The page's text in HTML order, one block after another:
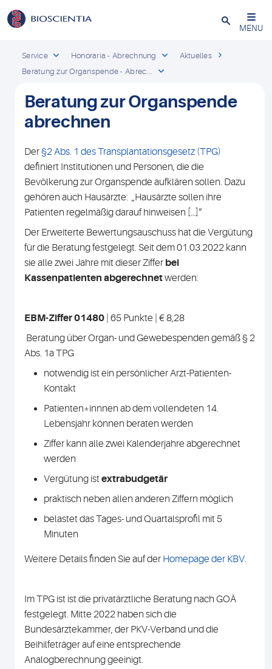
Schließen
MENU
Service Honoraria - Abrechnung
Aktuelles
Beratung zur Organspende - Abrec...
Beratung zur Organspende
abrechnen
Der§2 Abs. 1 des Transplantationsgesetz (TPG)
definiert Institutionen und Personen, die die
Bevölkerung zur Organspende aufklären sollen. Dazu
gehören auch Hausärzte: „Hausärzte sollen ihre
Patienten regelmäßig darauf hinweisen […]“
Der Erweiterte Bewertungsauschuss hat die Vergütung
für die Beratung festgelegt. Seit dem 01.03.2022 kann
sie alle zwei Jahre mit dieser Ziffer bei
Kassenpatienten abgerechnetwerden:
EBM-Ziffer 01480 | 65 Punkte | € 8,28
Beratung über Organ- und Gewebespenden gemäß § 2
Abs. 1a TPG
notwendig ist ein persönlicher Arzt-Patienten-
Kontakt
Patienten*innnen ab dem vollendeten 14.
Lebensjahr können beraten werden
Ziffer kann alle zwei Kalenderjahre abgerechnet
werden
Vergütung ist extrabudgetär
praktisch neben allen anderen Ziffern möglich
belastet das Tages- und Quartalsprofil mit 5
Minuten
Weitere Details finden Sie auf der Homepage der KBV.
Im TPG ist ist die privatärztliche Beratung nach GOÄ
festgelegt. Mitte 2022 haben sich die
Bundesärztekammer, der PKV-Verband und die
Beihilfeträger auf eine entsprechende
Analogberechnung geeinigt.